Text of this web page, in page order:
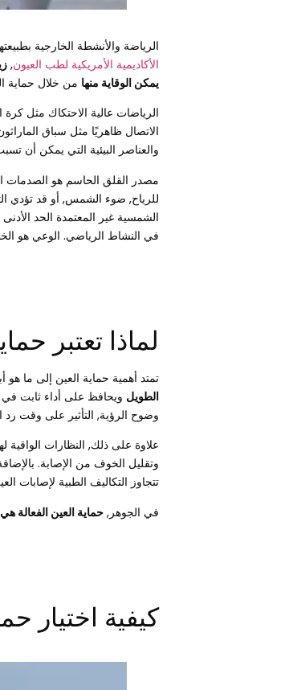
الرياضة والأنشطة الخارجية
الأكاديمية الأمريكية لطب العيون,
يمكن الوقاية منها من خلال حماية
الرياضات عالية الاحتكاك مثل
الاتصال ظاهريًا مثل سباق
والعناصر البيئية التي يمكن أن
مصدر القلق الحاسم هو الصدمات
للرياح, ضوء الشمس, أو قد تؤدي
الشمسية غير المعتمدة الحد
في النشاط الرياضي. الوعي هو
لماذا تعتبر
تمتد أهمية حماية العين إلى ما هو
الطويل ويحافظ على أداء ثابت
وضوح الرؤية, التأثير على وقت
علاوة على ذلك, النظارات الواقية
وتقليل الخوف من الإصابة.
تتجاوز التكاليف الطبية لإصابات
في الجوهر,حماية العين الفعالة
كيفية اختيار